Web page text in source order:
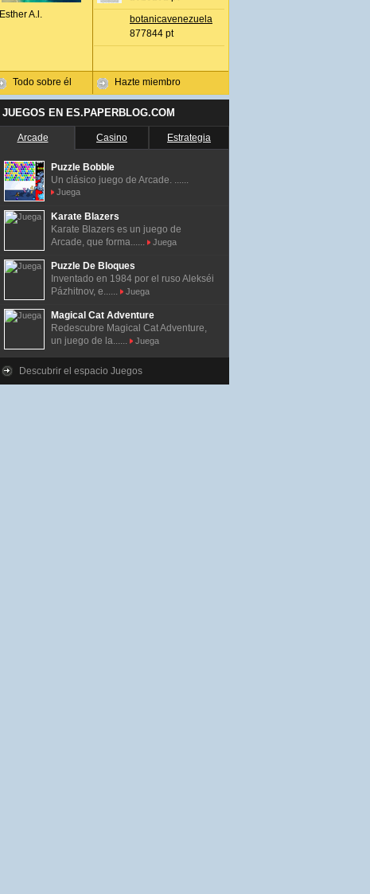
Esther A.l.
Todo sobre él
botanicavenezuela
877844 pt
Hazte miembro
JUEGOS EN ES.PAPERBLOG.COM
Arcade Casino Estrategia
Puzzle Bobble
Un clásico juego de Arcade. ......
Juega
Karate Blazers
Karate Blazers es un juego de
Arcade, que forma......
Juega
Puzzle De Bloques
Inventado en 1984 por el ruso Alekséi
Pázhitnov, e......
Juega
Magical Cat Adventure
Redescubre Magical Cat Adventure,
un juego de la......
Juega
Descubrir el espacio Juegos